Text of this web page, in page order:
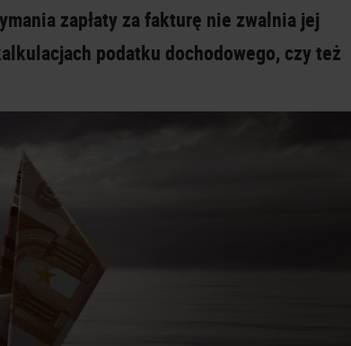
zapłaty za fakturę nie zwalnia jej
podatku dochodowego, czy też